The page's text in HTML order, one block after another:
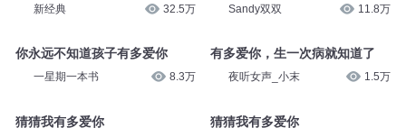
新经典 32.5万
你永远不知道孩子有多爱你
一星期一本书 8.3万
猜猜我有多爱你
Sandy双双 11.8万
有多爱你，生一次病就知道了
夜听女声_小末 1.5万
猜猜我有多爱你